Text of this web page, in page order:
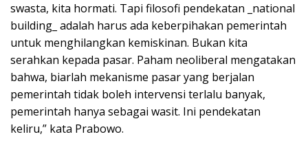
swasta, kita hormati. Tapi filosofi pendekatan _national
building_ adalah harus ada keberpihakan pemerintah
untuk menghilangkan kemiskinan. Bukan kita
serahkan kepada pasar. Paham neoliberal mengatakan
bahwa, biarlah mekanisme pasar yang berjalan
pemerintah tidak boleh intervensi terlalu banyak,
pemerintah hanya sebagai wasit. Ini pendekatan
keliru,” kata Prabowo.